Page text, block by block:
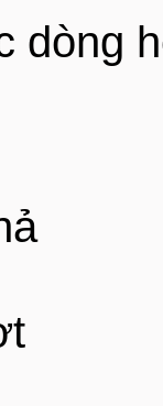
dòng